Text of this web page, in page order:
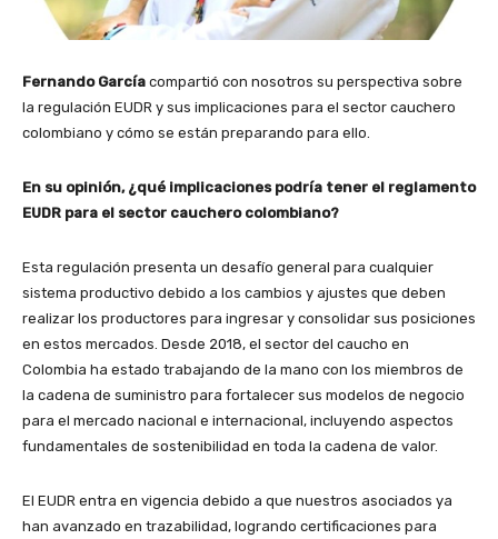
Fernando García compartió con nosotros su perspectiva sobre
la regulación EUDR y sus implicaciones para el sector cauchero
colombiano y cómo se están preparando para ello.
En su opinión, ¿qué implicaciones podría tener el reglamento
EUDR para el sector cauchero colombiano?
Esta regulación presenta un desafío general para cualquier
sistema productivo debido a los cambios y ajustes que deben
realizar los productores para ingresar y consolidar sus posiciones
en estos mercados. Desde 2018, el sector del caucho en
Colombia ha estado trabajando de la mano con los miembros de
la cadena de suministro para fortalecer sus modelos de negocio
para el mercado nacional e internacional, incluyendo aspectos
fundamentales de sostenibilidad en toda la cadena de valor.
El EUDR entra en vigencia debido a que nuestros asociados ya
han avanzado en trazabilidad, logrando certificaciones para